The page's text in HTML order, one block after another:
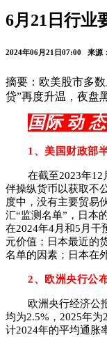
6月21日行业
2024年06月21日07:00 来源
摘要：欧美股市多
贷”再度升温，夜盘
国际 动
1、美国财政部
在截至2023年
伴操纵货币以获取不
度中，没有主要贸易
汇“监测名单”，日本
在2024年4月和5月干
元价值；日本最近的
名单的因素；日本在
2、欧洲央行公
欧洲央行经济公
均为2.5%，2025年为
计2024年的平均通胀